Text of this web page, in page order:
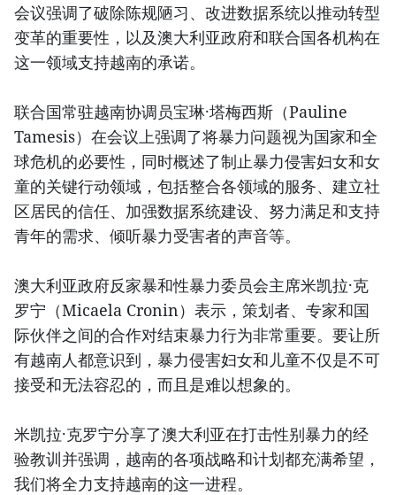
会议强调了破除陈规陋习、改进数据系统以推动转型
变革的重要性，以及澳大利亚政府和联合国各机构在
这一领域支持越南的承诺。
联合国常驻越南协调员宝琳·塔梅西斯（Pauline
Tamesis）在会议上强调了将暴力问题视为国家和全
球危机的必要性，同时概述了制止暴力侵害妇女和女
童的关键行动领域，包括整合各领域的服务、建立社
区居民的信任、加强数据系统建设、努力满足和支持
青年的需求、倾听暴力受害者的声音等。
澳大利亚政府反家暴和性暴力委员会主席米凯拉·克
罗宁（Micaela Cronin）表示，策划者、专家和国
际伙伴之间的合作对结束暴力行为非常重要。要让所
有越南人都意识到，暴力侵害妇女和儿童不仅是不可
接受和无法容忍的，而且是难以想象的。
米凯拉·克罗宁分享了澳大利亚在打击性别暴力的经
验教训并强调，越南的各项战略和计划都充满希望，
我们将全力支持越南的这一进程。